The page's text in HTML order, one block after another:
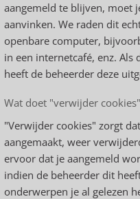
aangemeld te blijven, moet
aanvinken. We raden dit
openbare computer,
in een internetcafé, enz. Als
heeft de beheerder deze
Wat doet "verwijder
"Verwijder cookies" zorgt
aangemaakt, weer
ervoor dat je aangemeld
indien de beheerder dit
onderwerpen je al gelezen